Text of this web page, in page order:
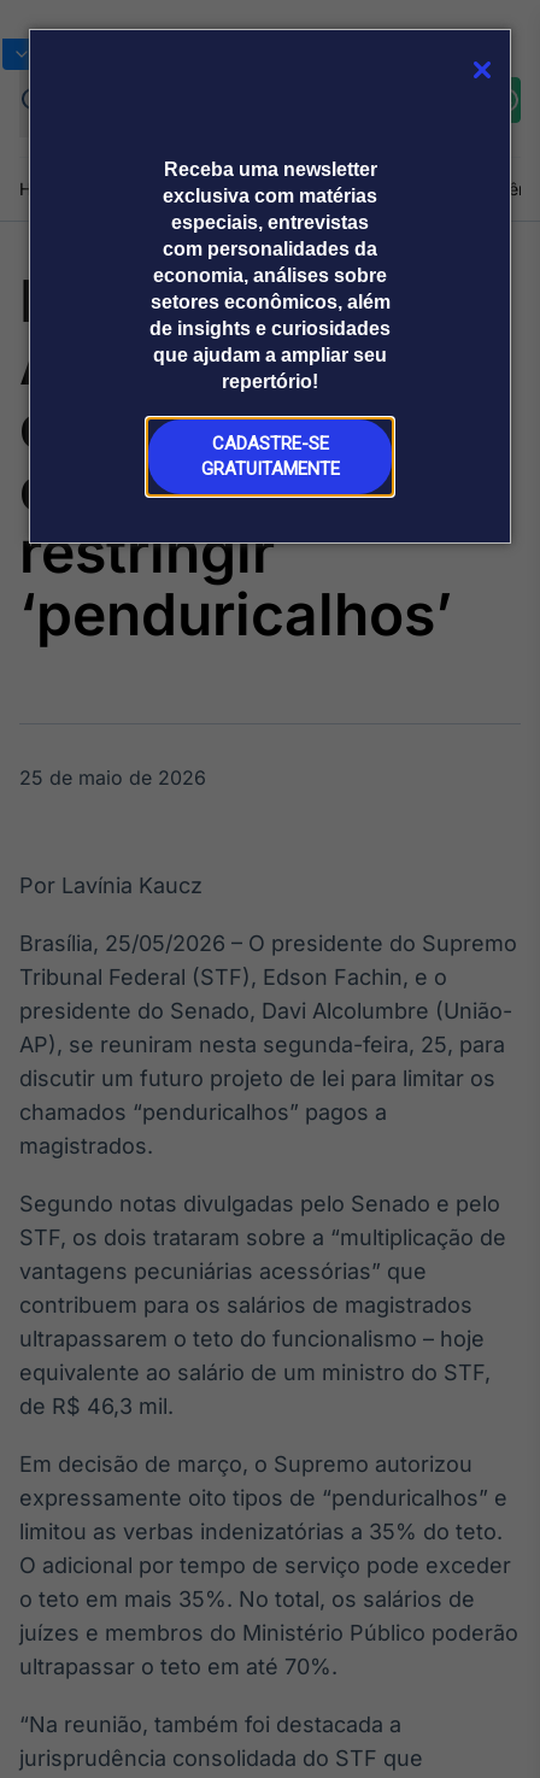
Receba uma newsletter
exclusiva com matérias
especiais, entrevistas
com personalidades da
economia, análises sobre
setores econômicos, além
de insights e curiosidades
que ajudam a ampliar seu
repertório!
CADASTRE-SE
GRATUITAMENTE
Home Produtos e soluçõesNotíciasBlogWeekend
Plataformas
Broadcast
Broadcast+
O mercado
financeiro em
tempo real
Broadcast
Tudo sobre o
agronegócio
Energia
energia elétrica
no Brasil
Broadcast
White Label
Soluções de Dados
e Conteúdos
Broadcast
OTC
Plataforma para
ativos
Broadcast
Datafeed
APIs para
integração de
conteúdos e
dados
Broadcast
Ticker
headlines de
notícias
Sobre nós Releases Broadcast
Prêmio Broadcast
Analistas
Prêmio Broadcast
Empresas
Agências de
comunicação
Releases
Fachin e
Alcolumbre
debatem projeto
de lei para
restringir
‘penduricalhos’
25 de maio de 2026
Por Lavínia Kaucz
Brasília, 25/05/2026 – O presidente do Supremo
Tribunal Federal (STF), Edson Fachin, e o
presidente do Senado, Davi Alcolumbre (União-
AP), se reuniram nesta segunda-feira, 25, para
discutir um futuro projeto de lei para limitar os
chamados “penduricalhos” pagos a
magistrados.
Segundo notas divulgadas pelo Senado e pelo
STF, os dois trataram sobre a “multiplicação de
vantagens pecuniárias acessórias” que
contribuem para os salários de magistrados
ultrapassarem o teto do funcionalismo – hoje
equivalente ao salário de um ministro do STF,
de R$ 46,3 mil.
Em decisão de março, o Supremo autorizou
expressamente oito tipos de “penduricalhos” e
limitou as verbas indenizatórias a 35% do teto.
O adicional por tempo de serviço pode exceder
o teto em mais 35%. No total, os salários de
juízes e membros do Ministério Público poderão
ultrapassar o teto em até 70%.
“Na reunião, também foi destacada a
jurisprudência consolidada do STF que